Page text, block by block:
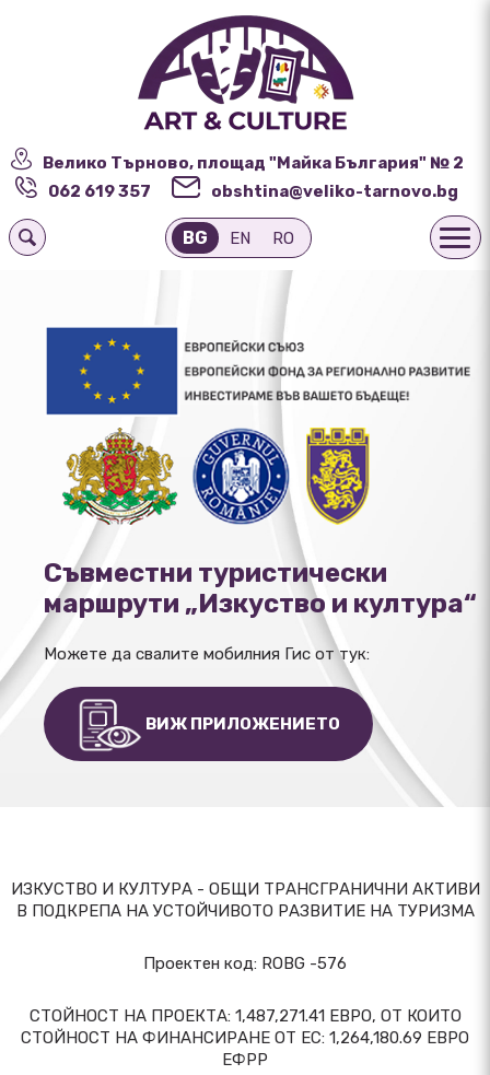
Велико Търново, площад "Майка България" № 2
062 619 357
obshtina@veliko-tarnovo.bg
BG EN RO
Съвместни туристически
маршрути „Изкуство и култура“
Можете да свалите мобилния Гис от тук:
ВИЖ ПРИЛОЖЕНИЕТО
ИЗКУСТВО И КУЛТУРА - ОБЩИ ТРАНСГРАНИЧНИ АКТИВИ
В ПОДКРЕПА НА УСТОЙЧИВОТО РАЗВИТИЕ НА ТУРИЗМА
Проектен код: ROBG -576
СТОЙНОСТ НА ПРОЕКТА: 1,487,271.41 ЕВРО, ОТ КОИТО
СТОЙНОСТ НА ФИНАНСИРАНЕ ОТ ЕС: 1,264,180.69 ЕВРО
ЕФРР